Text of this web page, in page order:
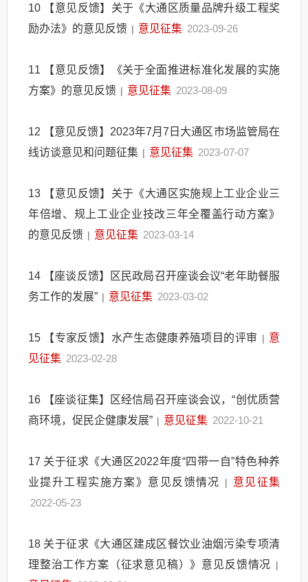
10
【意见反馈】关于《大通区质量品牌升级工程奖
励办法》的意见反馈 | 意见征集 2023-09-26
11
【意见反馈】《关于全面推进标准化发展的实施
方案》的意见反馈 | 意见征集 2023-08-09
12
【意见反馈】2023年7月7日大通区市场监管局在
线访谈意见和问题征集 | 意见征集 2023-07-07
13
【意见反馈】关于《大通区实施规上工业企业三
年倍增、规上工业企业技改三年全覆盖行动方案》
的意见反馈 | 意见征集 2023-03-14
14
【座谈反馈】区民政局召开座谈会议“老年助餐服
务工作的发展” | 意见征集 2023-03-02
15 【专家反馈】水产生态健康养殖项目的评审 | 意
见征集 2023-02-28
16
【座谈征集】区经信局召开座谈会议，“创优质营
商环境，促民企健康发展” | 意见征集 2022-10-21
17 关于征求《大通区2022年度“四带一自”特色种养
业提升工程实施方案》意见反馈情况
|
意见征集
2022-05-23
18 关于征求《大通区建成区餐饮业油烟污染专项清
理整治工作方案（征求意见稿）》意见反馈情况 |